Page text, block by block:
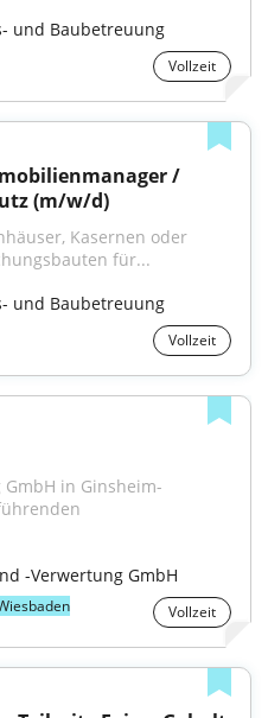
und Baubetreuung
Vollzeit
/
(m/w/d)
Kasernen oder
für...
und Baubetreuung
Vollzeit
in Ginsheim-
-Verwertung GmbH
Vollzeit